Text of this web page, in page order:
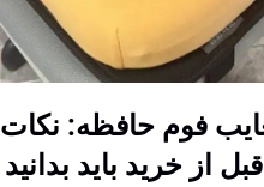
فوم حافظه: نکات
از خرید باید بدانید